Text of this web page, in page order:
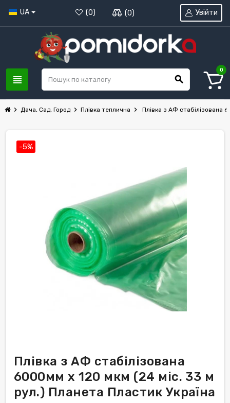
UA (0) (0)
view_headline search
Увійти
0
chevron_right Дача, Сад, Город chevron_right Плівка теплична chevron_right Плівка з АФ стабілізована
-5%
Плівка з АФ стабілізована
6000мм х 120 мкм (24 міс. 33 м
рул.) Планета Пластик Україна